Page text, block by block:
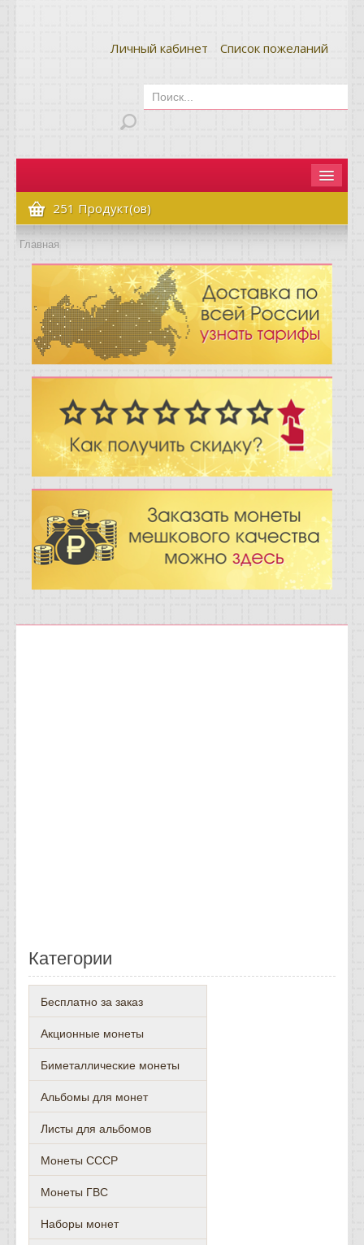
Личный кабинет Список пожеланий
Главная
Как сделать заказ
Оплата и доставка
Контакты
Вопрос-ответ
Отзывы
Новости
Статьи
251 Продукт(ов)
Главная
Категории
Бесплатно за заказ
Акционные монеты
Биметаллические монеты
Альбомы для монет
Листы для альбомов
Монеты СССР
Монеты ГВС
Наборы монет